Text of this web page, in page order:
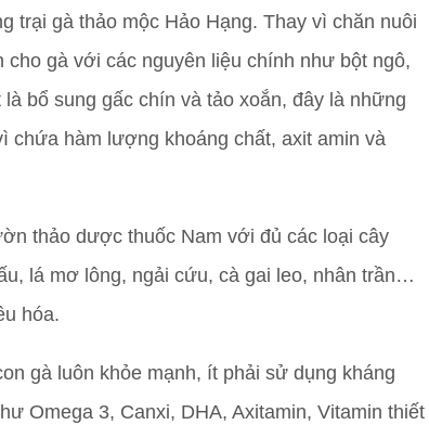
trại gà thảo mộc Hảo Hạng. Thay vì chăn nuôi
gà với các nguyên liệu chính như bột ngô,
bổ sung gấc chín và tảo xoắn, đây là những
hàm lượng khoáng chất, axit amin và
thảo dược thuốc Nam với đủ các loại cây
lá mơ lông, ngải cứu, cà gai leo, nhân trần…
hóa.
gà luôn khỏe mạnh, ít phải sử dụng kháng
Omega 3, Canxi, DHA, Axitamin, Vitamin thiết